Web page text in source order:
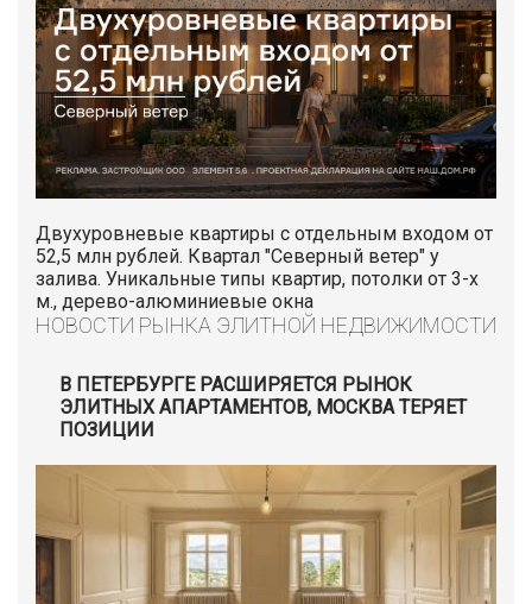
Двухуровневые квартиры с отдельным входом от
52,5 млн рублей. Квартал "Северный ветер" у
залива. Уникальные типы квартир, потолки от 3-х
м., дерево-алюминиевые окна
НОВОСТИ РЫНКА ЭЛИТНОЙ НЕДВИЖИМОСТИ
В ПЕТЕРБУРГЕ РАСШИРЯЕТСЯ РЫНОК
ЭЛИТНЫХ АПАРТАМЕНТОВ, МОСКВА ТЕРЯЕТ
ПОЗИЦИИ